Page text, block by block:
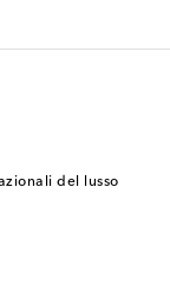
del lusso